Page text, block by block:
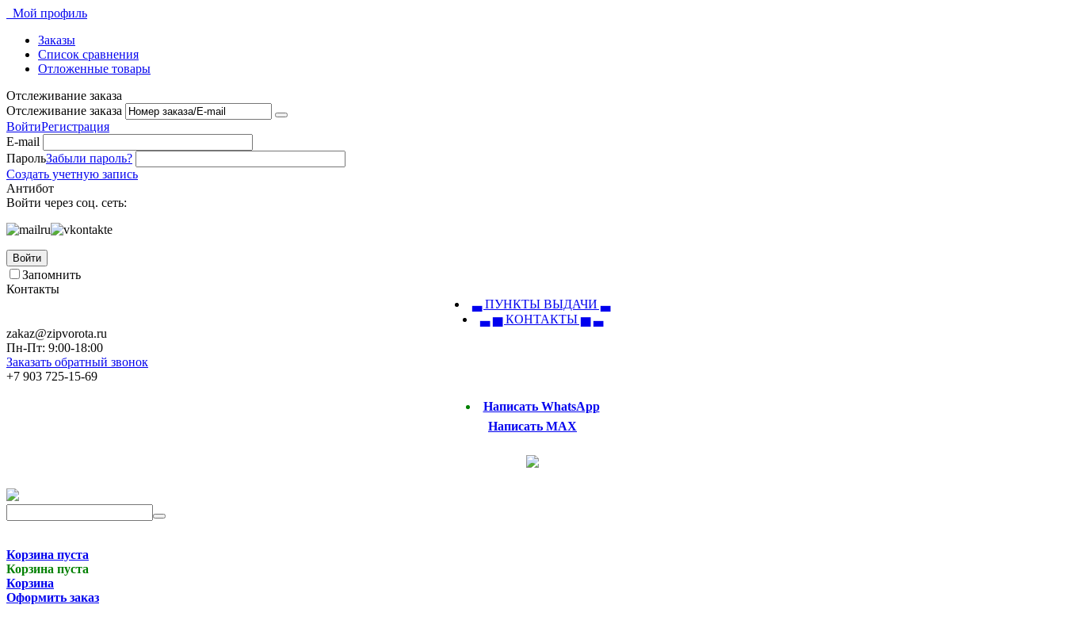
Мой профиль
Заказы
Список сравнения
Отложенные товары
Отслеживание заказа
Отслеживание заказа
ВойтиРегистрация
E-mail
ПарольЗабыли пароль?
Создать учетную запись
Антибот
Войти через соц. сеть:
Войти
Запомнить
Контакты
▃ ПУНКТЫ ВЫДАЧИ ▃
▃ ▅ КОНТАКТЫ ▅ ▃
zakaz@zipvorota.ru
Пн-Пт: 9:00-18:00
Заказать обратный звонок
+7 903 725-15-69
Написать WhatsApp
Написать MAX
Корзина пуста
Корзина пуста
Корзина
Оформить заказ